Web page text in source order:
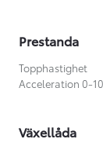
Prestanda
Topphastighet
Acceleration 0-
Växellåda